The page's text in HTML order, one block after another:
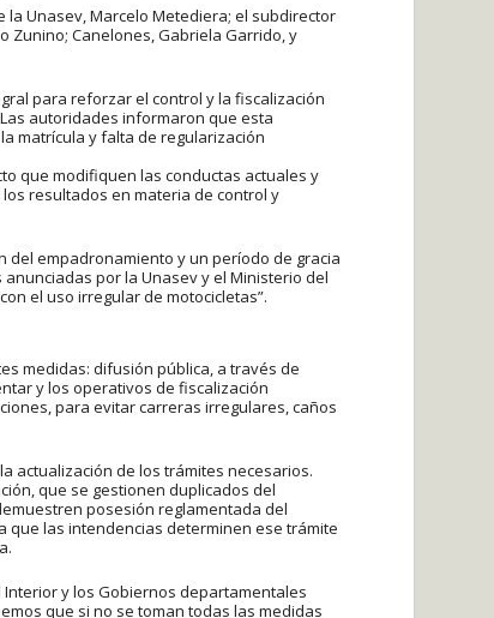
Unasev, Marcelo Metediera; el subdirector
Zunino; Canelones, Gabriela Garrido, y
para reforzar el control y la fiscalización
autoridades informaron que esta
matrícula y falta de regularización
que modifiquen las conductas actuales y
resultados en materia de control y
del empadronamiento y un período de gracia
por la Unasev y el Ministerio del
el uso irregular de motocicletas”.
medidas: difusión pública, a través de
y los operativos de fiscalización
para evitar carreras irregulares, caños
actualización de los trámites necesarios.
que se gestionen duplicados del
posesión reglamentada del
que las intendencias determinen ese trámite
y los Gobiernos departamentales
que si no se toman todas las medidas